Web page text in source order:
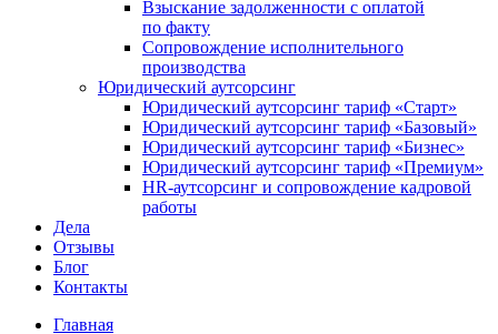
Взыскание задолженности с оплатой
по факту
Сопровождение исполнительного
производства
Юридический аутсорсинг
Юридический аутсорсинг тариф «Старт»
Юридический аутсорсинг тариф «Базовый»
Юридический аутсорсинг тариф «Бизнес»
Юридический аутсорсинг тариф «Премиум»
HR-аутсорсинг и сопровождение кадровой
работы
Дела
Отзывы
Блог
Контакты
Главная